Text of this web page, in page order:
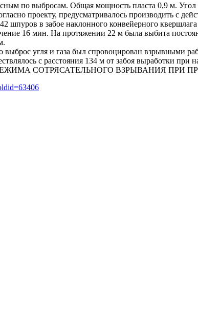
по выбросам. Общая мощность пласта 0,9 м.
проекту, предусматривалось производить с
шпуров в забое наклонного конвейерного
16 мин. На протяжении 22 м была выбита
выброс угля и газа был спровоцирован взрывными
с расстояния 134 м от забоя выработки при
СОТРЯСАТЕЛЬНОГО ВЗРЫВАНИЯ ПРИ